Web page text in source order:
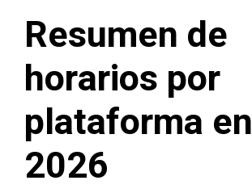
Resumen de
horarios por
plataforma en
2026